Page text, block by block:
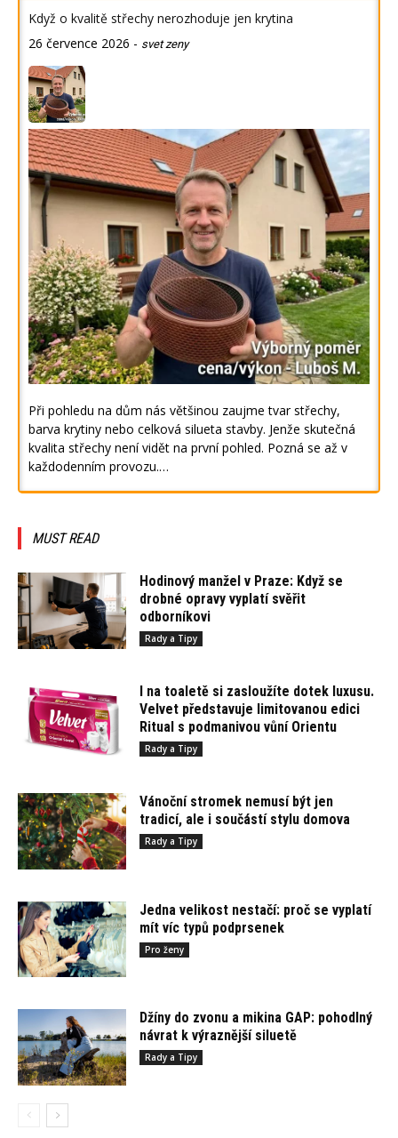
Když o kvalitě střechy nerozhoduje jen krytina
26 července 2026 - svet zeny
Při pohledu na dům nás většinou zaujme tvar střechy,
barva krytiny nebo celková silueta stavby. Jenže skutečná
kvalita střechy není vidět na první pohled. Pozná se až v
každodenním provozu.…
MUST READ
Hodinový manžel v Praze: Když se
drobné opravy vyplatí svěřit
odborníkovi
Rady a Tipy
I na toaletě si zasloužíte dotek luxusu.
Velvet představuje limitovanou edici
Ritual s podmanivou vůní Orientu
Rady a Tipy
Vánoční stromek nemusí být jen
tradicí, ale i součástí stylu domova
Rady a Tipy
Jedna velikost nestačí: proč se vyplatí
mít víc typů podprsenek
Pro ženy
Džíny do zvonu a mikina GAP: pohodlný
návrat k výraznější siluetě
Rady a Tipy